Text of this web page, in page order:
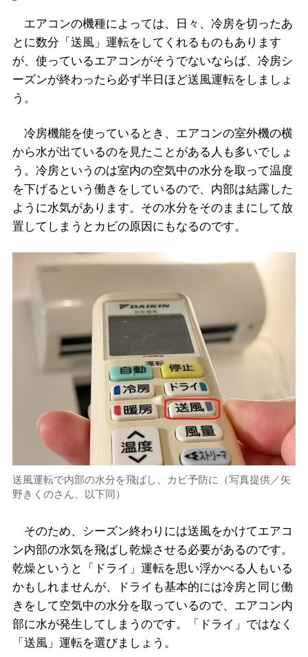
エアコンの機種によっては、日々、冷房を切ったあ
とに数分「送風」運転をしてくれるものもあります
が、使っているエアコンがそうでないならば、冷房シ
ーズンが終わったら必ず半日ほど送風運転をしましょ
う。
冷房機能を使っているとき、エアコンの室外機の横
から水が出ているのを見たことがある人も多いでしょ
う。冷房というのは室内の空気中の水分を取って温度
を下げるという働きをしているので、内部は結露した
ように水気があります。その水分をそのままにして放
置してしまうとカビの原因にもなるのです。
送風運転で内部の水分を飛ばし、カビ予防に（写真提供／矢
野きくのさん、以下同）
そのため、シーズン終わりには送風をかけてエアコ
ン内部の水気を飛ばし乾燥させる必要があるのです。
乾燥というと「ドライ」運転を思い浮かべる人もいる
かもしれませんが、ドライも基本的には冷房と同じ働
きをして空気中の水分を取っているので、エアコン内
部に水が発生してしまうのです。「ドライ」ではなく
「送風」運転を選びましょう。